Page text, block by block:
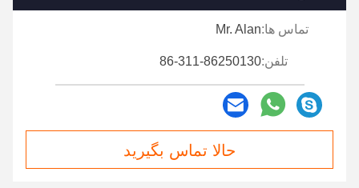
تماس ها:Mr. Alan
تلفن:86-311-86250130
حالا تماس بگیرید